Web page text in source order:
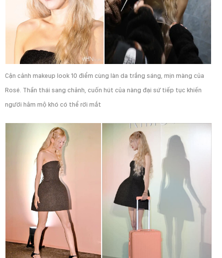
Cận cảnh makeup look 10 điểm cùng làn da trắng sáng, mịn màng của
Rosé. Thần thái sang chảnh, cuốn hút của nàng đại sứ tiếp tục khiến
người hâm mộ khó có thể rời mắt